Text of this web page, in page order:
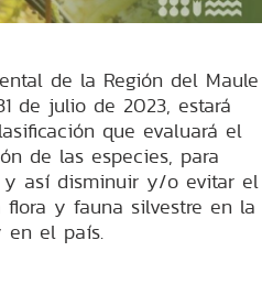
de la Región del Maule
de julio de 2023, estará
que evaluará el
de las especies, para
y así disminuir y/o evitar el
y fauna silvestre en la
en el país.